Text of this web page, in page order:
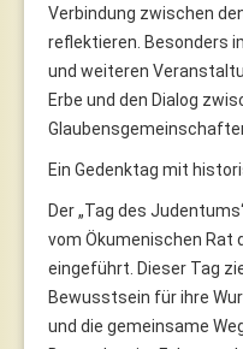
Verbindung zwischen
reflektieren. Besonders
und weiteren
Erbe und den Dialog
Ein Gedenktag mit
Der „Tag des
vom Ökumenischen Rat
eingeführt. Dieser Tag
Bewusstsein für ihre
und die gemeinsame